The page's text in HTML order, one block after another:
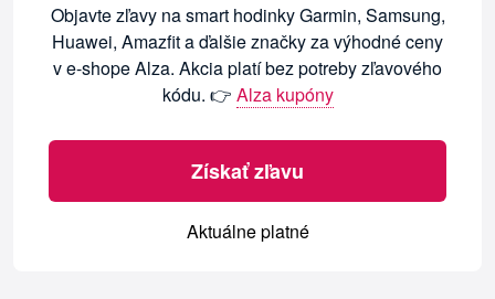
Objavte zľavy na smart hodinky Garmin, Samsung,
Huawei, Amazfit a ďalšie značky za výhodné ceny
v e-shope Alza. Akcia platí bez potreby zľavového
kódu. 👉 Alza kupóny
Získať zľavu
Aktuálne platné